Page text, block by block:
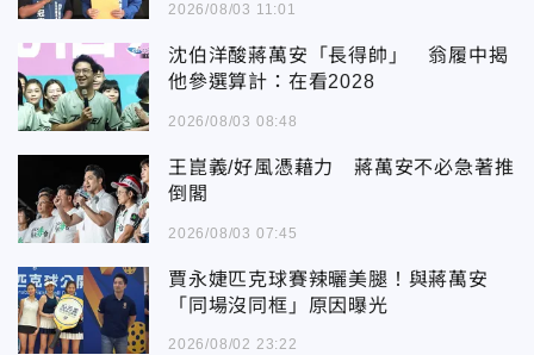
2026/08/03 11:01
沈伯洋酸蔣萬安「長得帥」 翁履中揭
他參選算計：在看2028
2026/08/03 08:48
王崑義/好風憑藉力 蔣萬安不必急著推
倒閣
2026/08/03 07:45
賈永婕匹克球賽辣曬美腿！與蔣萬安
「同場沒同框」原因曝光
2026/08/02 23:22